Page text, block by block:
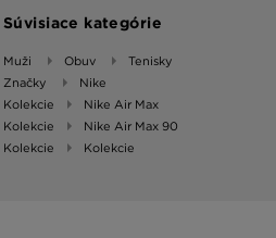
Súvisiace kategórie
Muži Obuv
Tenisky
Značky
Nike
Kolekcie
Nike Air Max
Kolekcie
Nike Air Max 90
Kolekcie
Kolekcie